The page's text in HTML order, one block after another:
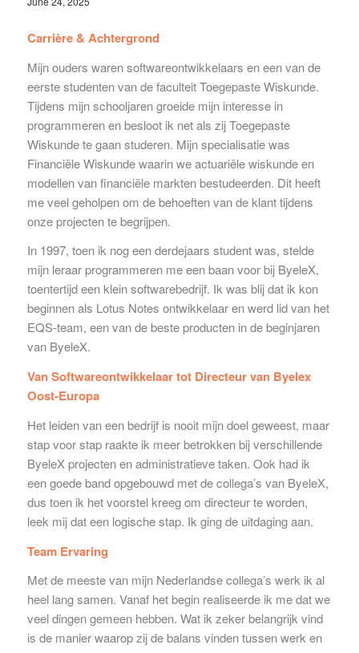
Carrière & Achtergrond
Mijn ouders waren softwareontwikkelaars en een van de
eerste studenten van de faculteit Toegepaste Wiskunde.
Tijdens mijn schooljaren groeide mijn interesse in
programmeren en besloot ik net als zij Toegepaste
Wiskunde te gaan studeren. Mijn specialisatie was
Financiële Wiskunde waarin we actuariële wiskunde en
modellen van financiële markten bestudeerden. Dit heeft
me veel geholpen om de behoeften van de klant tijdens
onze projecten te begrijpen.
In 1997, toen ik nog een derdejaars student was, stelde
mijn leraar programmeren me een baan voor bij ByeleX,
toentertijd een klein softwarebedrijf. Ik was blij dat ik kon
beginnen als Lotus Notes ontwikkelaar en werd lid van het
EQS-team, een van de beste producten in de beginjaren
van ByeleX.
Van Softwareontwikkelaar tot Directeur van Byelex
Oost-Europa
Het leiden van een bedrijf is nooit mijn doel geweest, maar
stap voor stap raakte ik meer betrokken bij verschillende
ByeleX projecten en administratieve taken. Ook had ik
een goede band opgebouwd met de collega’s van ByeleX,
dus toen ik het voorstel kreeg om directeur te worden,
leek mij dat een logische stap. Ik ging de uitdaging aan.
Team Ervaring
Met de meeste van mijn Nederlandse collega’s werk ik al
heel lang samen. Vanaf het begin realiseerde ik me dat we
veel dingen gemeen hebben. Wat ik zeker belangrijk vind
is de manier waarop zij de balans vinden tussen werk en